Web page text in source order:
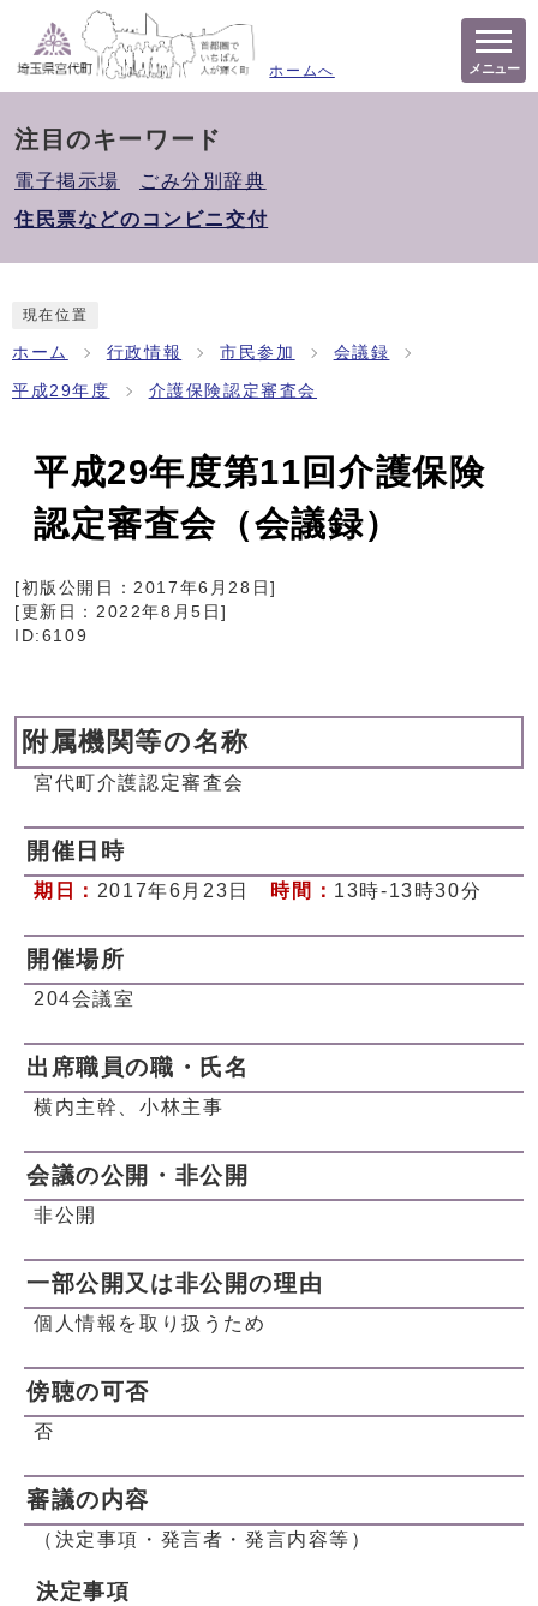
ホームへ メニュー
注目のキーワード
電子掲示場
ごみ分別辞典
住民票などのコンビニ交付
現在位置
ホーム 行政情報 市民参加 会議録
平成29年度 介護保険認定審査会
平成29年度第11回介護保険
認定審査会（会議録）
[初版公開日：2017年6月28日]
[更新日： 2022年8月5日]
ID:6109
附属機関等の名称
宮代町介護認定審査会
開催日時
期日： 2017年6月23日 時間： 13時-13時30分
開催場所
204会議室
出席職員の職・氏名
横内主幹、小林主事
会議の公開・非公開
非公開
一部公開又は非公開の理由
個人情報を取り扱うため
傍聴の可否
否
審議の内容
（決定事項・発言者・発言内容等）
決定事項